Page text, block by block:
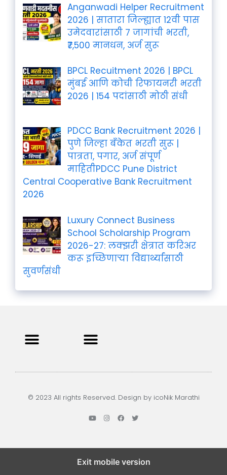
Anganwadi Helper Recruitment
2026 | सातारा जिल्ह्यात 12वी पास
उमेदवारांसाठी 7 जागांची भरती,
₹7,500 मानधन, अर्ज सुरू
BPCL Recuitment 2026 | BPCL
मुंबई आणि कोची रिफायनरी भरती
2026 | 154 पदांसाठी मोठी संधी
PDCC Bank Recruitment 2026 |
पुणे जिल्हा बँकेत भरती सुरू |
पात्रता, पगार, अर्ज संपूर्ण
माहितीPDCC Pune District
Central Cooperative Bank Recruitment
2026
Luxury Connect Business
School Scholarship Program
2026-27: लक्झरी क्षेत्रात करिअर
करू इच्छिणाऱ्या विद्यार्थ्यांसाठी
सुवर्णसंधी
© 2023 All rights Reserved. Design by icoNik Marathi
Exit mobile version